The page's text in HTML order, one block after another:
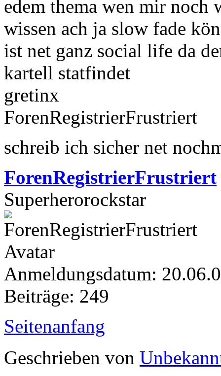
edem thema wen mir noch
wissen ach ja slow fade
ist net ganz social life da
kartell statfindet
gretinx
ForenRegistrierFrustriert
schreib ich sicher net
ForenRegistrierFrustriert
Superherorockstar
Anmeldungsdatum:
Beiträge: 249
Seitenanfang
Geschrieben von